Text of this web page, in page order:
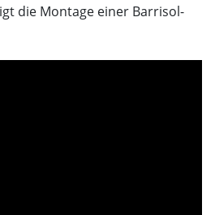
die Montage einer Barrisol-